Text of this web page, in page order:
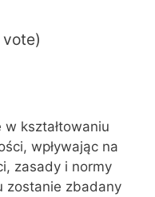
kształtowaniu
wpływając na
zasady i normy
zostanie zbadany